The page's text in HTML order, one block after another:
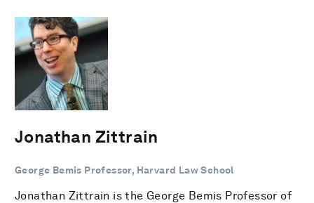
Jonathan Zittrain
George Bemis Professor, Harvard Law School
Jonathan Zittrain is the George Bemis Professor of